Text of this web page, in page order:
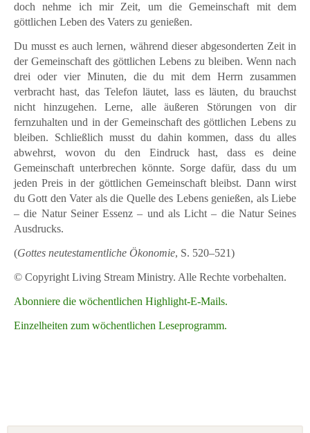
doch nehme ich mir Zeit, um die Gemeinschaft mit dem
göttlichen Leben des Vaters zu genießen.
Du musst es auch lernen, während dieser abgesonderten Zeit in
der Gemeinschaft des göttlichen Lebens zu bleiben. Wenn nach
drei oder vier Minuten, die du mit dem Herrn zusammen
verbracht hast, das Telefon läutet, lass es läuten, du brauchst
nicht hinzugehen. Lerne, alle äußeren Störungen von dir
fernzuhalten und in der Gemeinschaft des göttlichen Lebens zu
bleiben. Schließlich musst du dahin kommen, dass du alles
abwehrst, wovon du den Eindruck hast, dass es deine
Gemeinschaft unterbrechen könnte. Sorge dafür, dass du um
jeden Preis in der göttlichen Gemeinschaft bleibst. Dann wirst
du Gott den Vater als die Quelle des Lebens genießen, als Liebe
– die Natur Seiner Essenz – und als Licht – die Natur Seines
Ausdrucks.
(Gottes neutestamentliche Ökonomie, S. 520–521)
© Copyright Living Stream Ministry. Alle Rechte vorbehalten.
Abonniere die wöchentlichen Highlight-E-Mails.
Einzelheiten zum wöchentlichen Leseprogramm.